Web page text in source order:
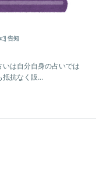
告知
は自分自身の占いでは
抗なく販...